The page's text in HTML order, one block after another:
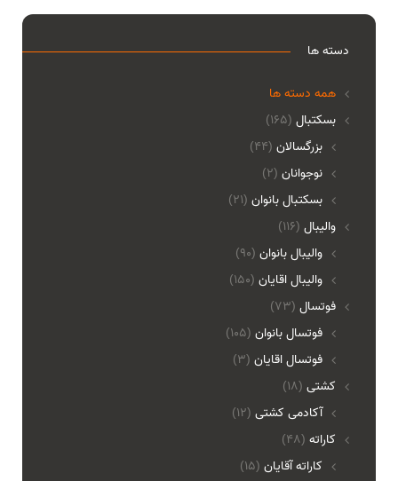
دسته ها
همه دسته ها
(165) بسکتبال
بزرگسالان (44)
نوجوانان (2)
بسکتبال بانوان (21)
(116) والیبال
واليبال بانوان (90)
واليبال اقايان (150)
(73) فوتسال
فوتسال بانوان (105)
فوتسال اقايان (3)
(18) کشتی
آکادمی کشتی (12)
(48) کاراته
کاراته آقایان (15)